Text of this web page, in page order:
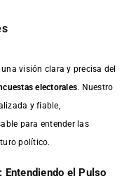
visión clara y precisa del
electorales. Nuestro
y fiable,
para entender las
político.
el Pulso